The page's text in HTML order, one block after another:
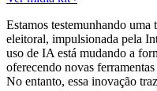
Estamos testemunhando
eleitoral, impulsionada pela
uso de IA está mudando a
oferecendo novas
No entanto, essa inovação